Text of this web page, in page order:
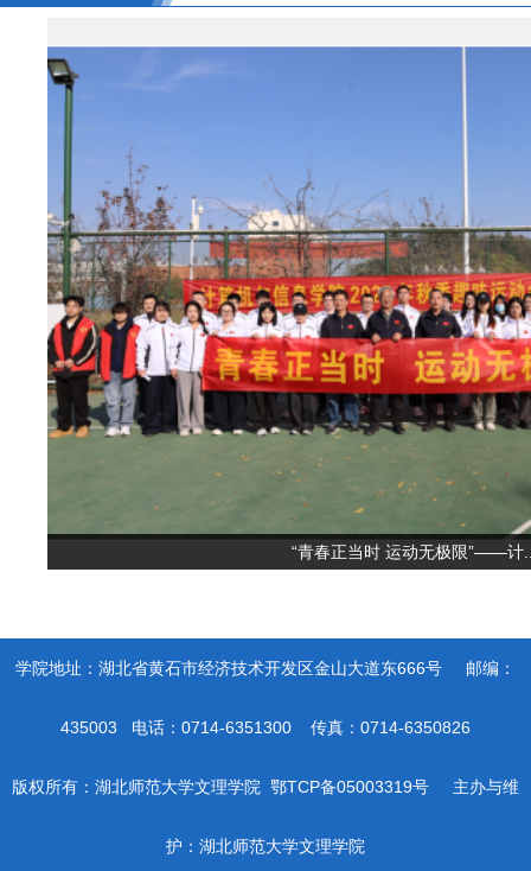
“青春正当时 运动无极限”——计
学院地址：湖北省黄石市经济技术开发区金山大道东666号 邮编：
435003 电话：0714-6351300 传真：0714-6350826
版权所有：湖北师范大学文理学院 鄂TCP备05003319号 主办与维
护：湖北师范大学文理学院